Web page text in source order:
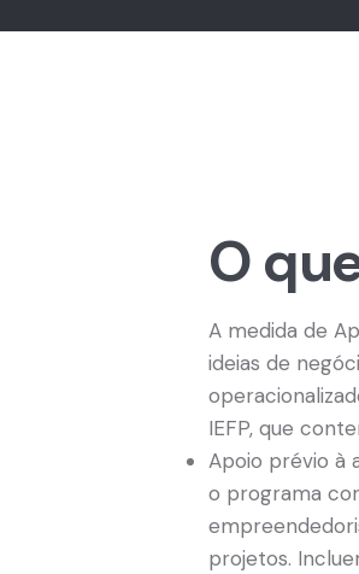
O
A medida de
ideias de
IEFP, que
Apoio prévio à
o programa
projetos.